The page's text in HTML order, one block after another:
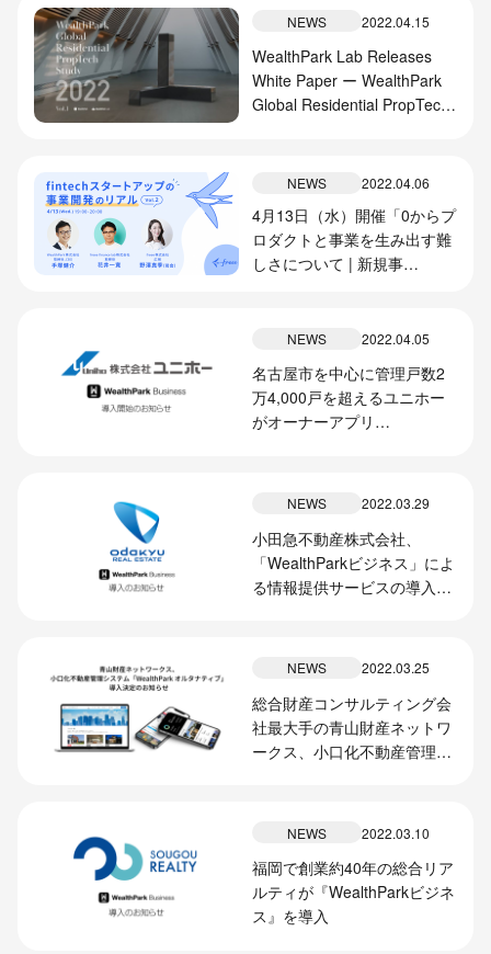
始のお知らせ
NEWS 2022.04.15
WealthPark Lab Releases
White Paper ー WealthPark
Global Residential PropTech
NEWS 2022.04.06
4月13日（水）開催「0からプ
ロダクトと事業を生み出す難
しさについて | 新規事
NEWS 2022.04.05
名古屋市を中心に管理戸数2
万4,000戸を超えるユニホー
がオーナーアプリ
PoC開始
NEWS 2022.03.29
小田急不動産株式会社、
「WealthParkビジネス」によ
る情報提供サービスの導入開
NEWS 2022.03.25
総合財産コンサルティング会
社最大手の青山財産ネットワ
ークス、小口化不動産管理シ
NEWS 2022.03.10
福岡で創業約40年の総合リア
ルティが『WealthParkビジネ
ス』を導入